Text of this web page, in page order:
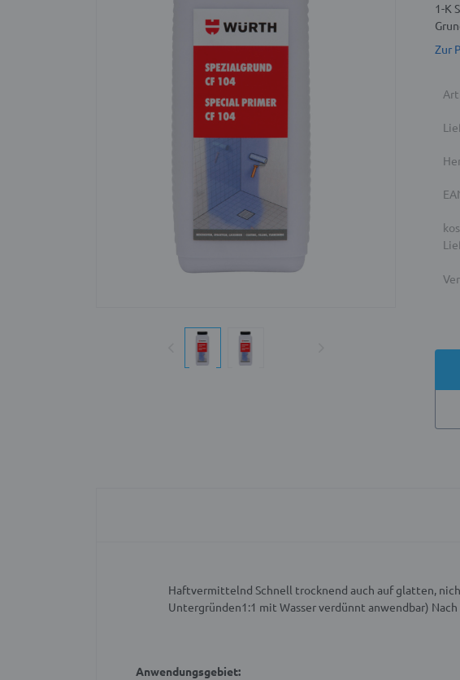
1-K
Zur
Haftvermittelnd Schnell trocknend auch auf glatten,
Untergründen1:1 mit Wasser verdünnt anwendbar)
Anwendungsgebiet: